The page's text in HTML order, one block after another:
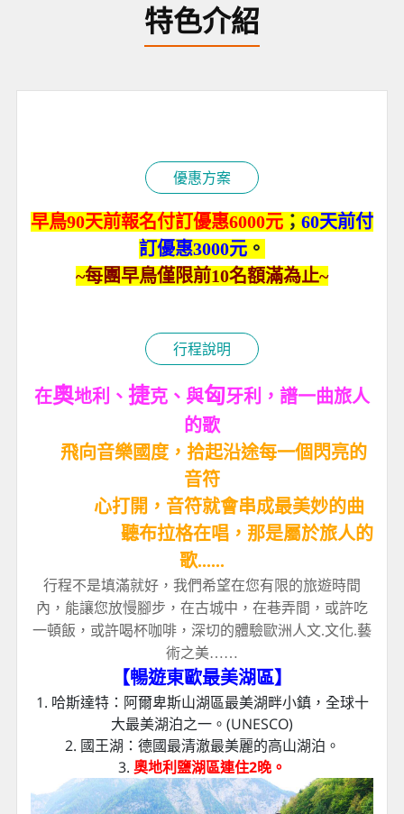
特色介紹
優惠方案
早鳥90天前報名付訂優惠6000元 ； 60天前付
訂優惠3000元 。
~每團早鳥僅限前10名額滿為止~
行程說明
在奧地利、 捷克、與匈牙利，譜一曲旅人
的歌
飛向音樂國度，拾起沿途每一個閃亮的
音符
心打開，音符就會串成最美妙的曲
聽布拉格在唱，那是屬於旅人的
歌......
行程不是填滿就好，我們希望在您有限的旅遊時間
內，能讓您放慢腳步，在古城中，在巷弄間，或許吃
一頓飯，或許喝杯咖啡，深切的體驗歐洲人文.文化.藝
術之美……
【暢遊東歐最美湖區】
1. 哈斯達特：阿爾卑斯山湖區最美湖畔小鎮，全球十
大最美湖泊之一。(UNESCO)
2. 國王湖：德國最清澈最美麗的高山湖泊。
3. 奧地利鹽湖區連住2晚。